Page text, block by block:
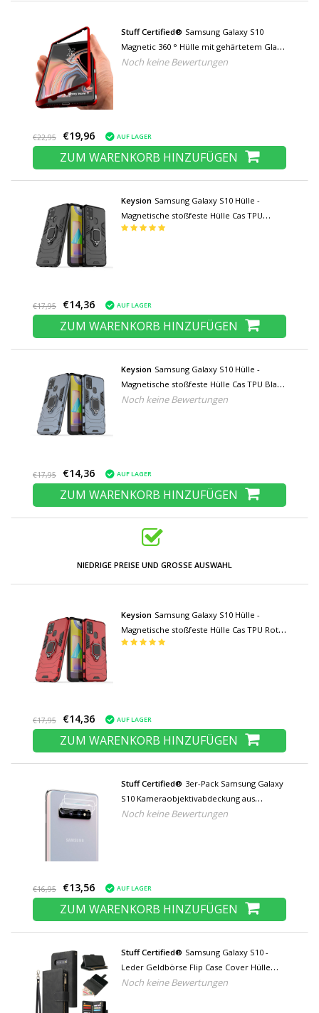
Stuff Certified® Samsung Galaxy S10
Magnetic 360 ° Hülle mit gehärtetem Glas -
Ganzkörperhülle + Displayschutz Rot
Noch keine Bewertungen
€22,95 €19,96 AUF LAGER
ZUM WARENKORB HINZUFÜGEN
Keysion Samsung Galaxy S10 Hülle -
Magnetische stoßfeste Hülle Cas TPU
Schwarz + Ständer
€17,95 €14,36 AUF LAGER
ZUM WARENKORB HINZUFÜGEN
Keysion Samsung Galaxy S10 Hülle -
Magnetische stoßfeste Hülle Cas TPU Blau
+ Ständer
Noch keine Bewertungen
€17,95 €14,36 AUF LAGER
ZUM WARENKORB HINZUFÜGEN
NIEDRIGE PREISE UND GROSSE AUSWAHL
Keysion Samsung Galaxy S10 Hülle -
Magnetische stoßfeste Hülle Cas TPU Rot +
Ständer
€17,95 €14,36 AUF LAGER
ZUM WARENKORB HINZUFÜGEN
Stuff Certified® 3er-Pack Samsung Galaxy
S10 Kameraobjektivabdeckung aus
gehärtetem Glas - stoßfester
Noch keine Bewertungen
€16,95 €13,56 AUF LAGER
ZUM WARENKORB HINZUFÜGEN
Stuff Certified® Samsung Galaxy S10 -
Leder Geldbörse Flip Case Cover Hülle
Brieftasche Schwarz
Noch keine Bewertungen